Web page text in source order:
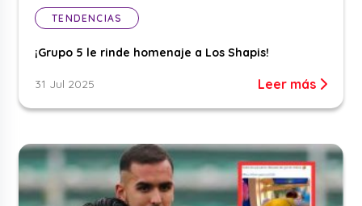
TENDENCIAS
¡Grupo 5 le rinde homenaje a Los Shapis!
31 Jul 2025 Leer más